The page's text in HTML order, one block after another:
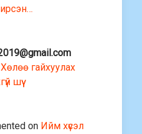
Хөлөө гайхуулах
шүү
on Ийм хүсэл